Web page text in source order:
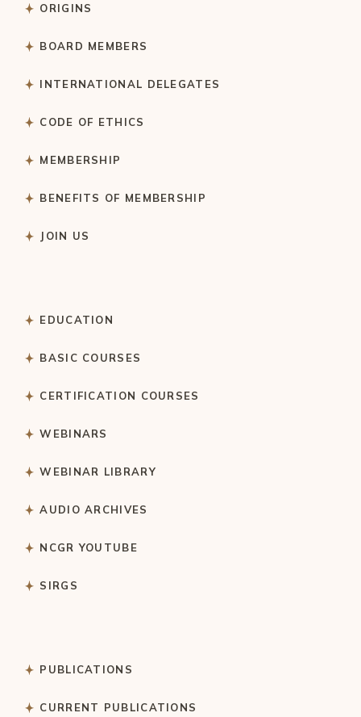
ORIGINS
BOARD MEMBERS
INTERNATIONAL DELEGATES
CODE OF ETHICS
MEMBERSHIP
BENEFITS OF MEMBERSHIP
JOIN US
EDUCATION
BASIC COURSES
CERTIFICATION COURSES
WEBINARS
WEBINAR LIBRARY
AUDIO ARCHIVES
NCGR YOUTUBE
SIRGS
PUBLICATIONS
CURRENT PUBLICATIONS